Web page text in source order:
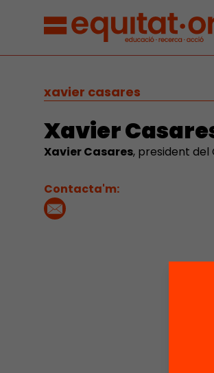
xavier casares
Xavier
Xavier Casares, president del
Contacta'm: